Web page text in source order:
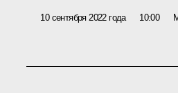
10 сентября 2022 года 10:00